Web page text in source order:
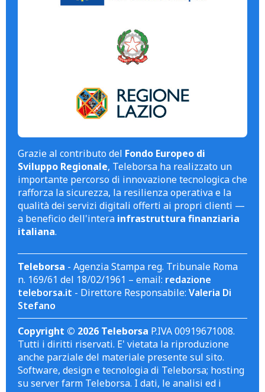
Grazie al contributo del Fondo Europeo di
Sviluppo Regionale, Teleborsa ha realizzato un
importante percorso di innovazione tecnologica che
rafforza la sicurezza, la resilienza operativa e la
qualità dei servizi digitali offerti ai propri clienti —
a beneficio dell'intera infrastruttura finanziaria
italiana.
Teleborsa - Agenzia Stampa reg. Tribunale Roma
n. 169/61 del 18/02/1961 – email: redazione
teleborsa.it - Direttore Responsabile: Valeria Di
Stefano
Copyright © 2026 Teleborsa P.IVA 00919671008.
Tutti i diritti riservati. E' vietata la riproduzione
anche parziale del materiale presente sul sito.
Software, design e tecnologia di Teleborsa; hosting
su server farm Teleborsa. I dati, le analisi ed i